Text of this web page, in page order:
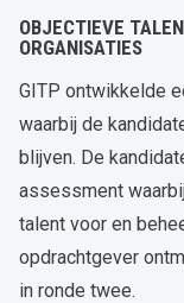
OBJECTIEVE
ORGANISATIES
GITP ontwikkelde
waarbij de
blijven. De
assessment
talent voor en
opdrachtgever
in ronde twee.